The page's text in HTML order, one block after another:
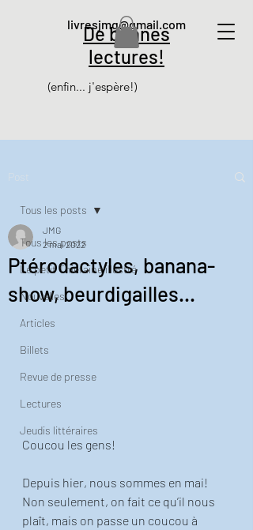
De bonnes
lectures!
(enfin... j'espère!)
livresjmg@gmail.com
Tous les posts
Le petit Thiéfaine illustré
Nouvelles
Articles
Billets
Revue de presse
Lectures
Jeudis littéraires
Tous les posts
Ptérodactyles, banana-
show, beurdigailles...
JMG
2 mai 2022
Coucou les gens!
Depuis hier, nous sommes en mai!
Non seulement, on fait ce qu’il nous
plaît, mais on passe un coucou à